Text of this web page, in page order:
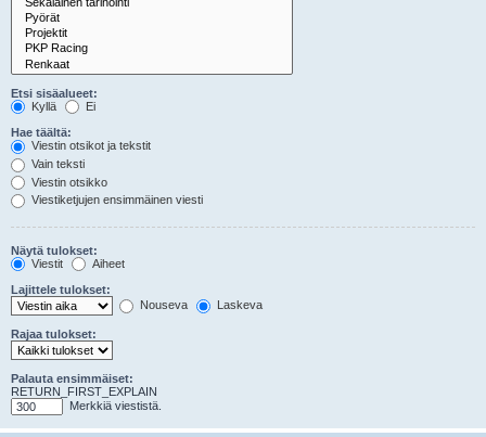
Etsi sisäalueet:
Kyllä
Ei
Hae täältä:
Viestin otsikot ja tekstit
Vain teksti
Viestin otsikko
Viestiketjujen ensimmäinen viesti
Näytä tulokset:
Viestit
Aiheet
Lajittele tulokset:
Nouseva
Laskeva
Rajaa tulokset:
Palauta ensimmäiset:
RETURN_FIRST_EXPLAIN
Merkkiä viestistä.